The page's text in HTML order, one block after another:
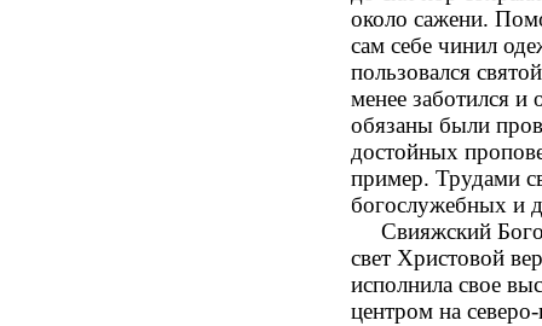
около сажени.
сам себе чинил
пользовался
менее заботился
обязаны были
достойных
пример. Трудами
богослужебных и
Свияжский
свет Христовой
исполнила свое
центром на